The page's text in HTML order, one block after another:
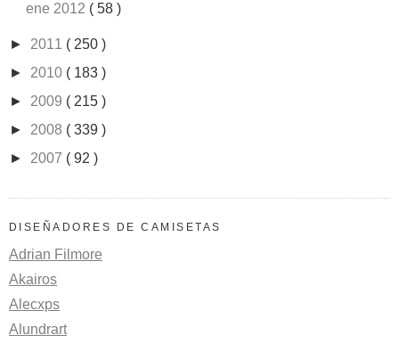
ene 2012 ( 58 )
► 2011 ( 250 )
► 2010 ( 183 )
► 2009 ( 215 )
► 2008 ( 339 )
► 2007 ( 92 )
DISEÑADORES DE CAMISETAS
Adrian Filmore
Akairos
Alecxps
Alundrart